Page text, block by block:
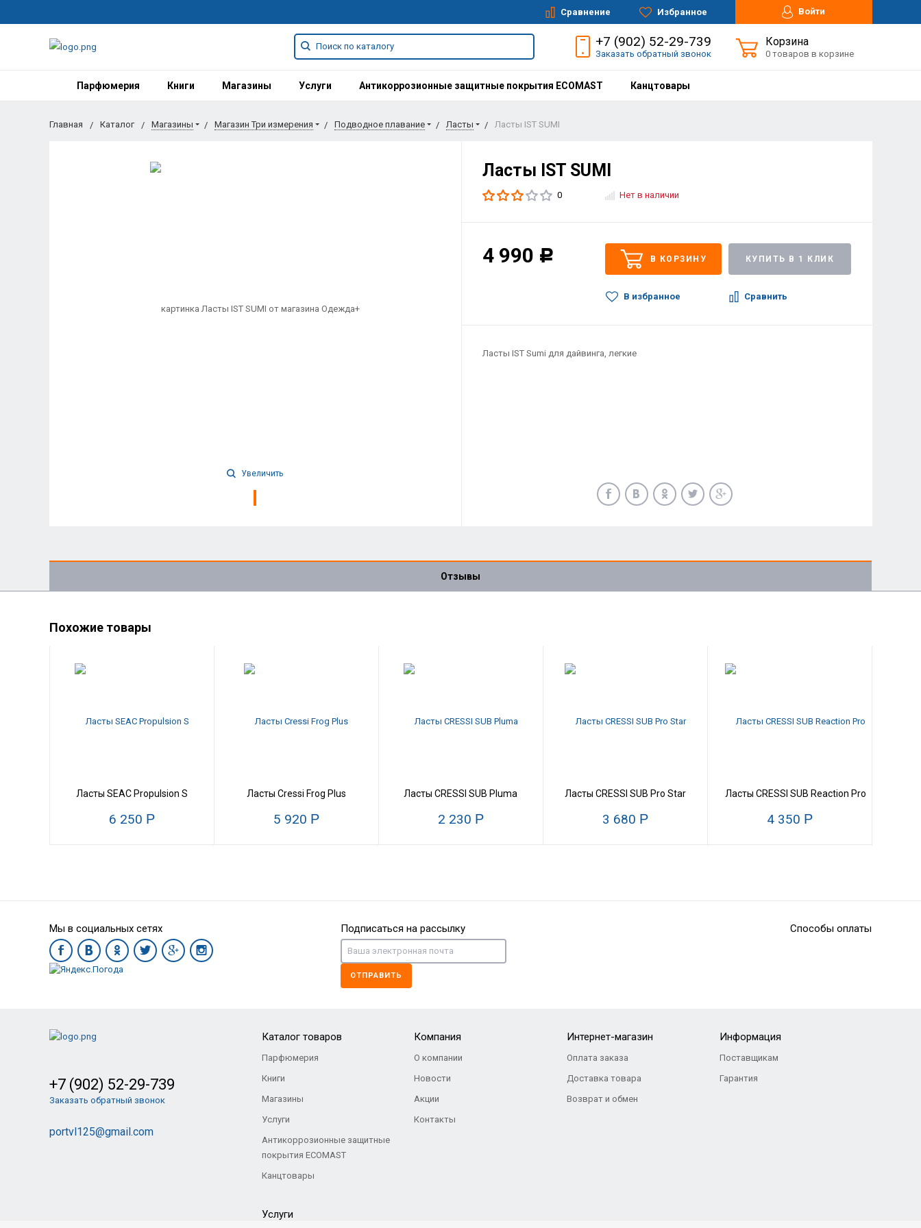
Сравнение Избранное Войти
+7 (902) 52-29-739
Заказать обратный звонок
Корзина
0 товаров в корзине
Парфюмерия Книги Магазины Услуги Антикоррозионные защитные покрытия ECOMAST Канцтовары
Главная Каталог Магазины Магазин Три измерения Подводное плавание Ласты Ласты IST SUMI
Увеличить
Ласты IST SUMI
0 Нет в наличии
4 990 Р В КОРЗИНУ КУПИТЬ В 1 КЛИК
В избранное Сравнить
Ласты IST Sumi для дайвинга, легкие
Отзывы
Похожие товары
Ласты SEAC Propulsion S
6 250 Р
Ласты Cressi Frog Plus
5 920 Р
Ласты CRESSI SUB Pluma
2 230 Р
Ласты CRESSI SUB Pro Star
3 680 Р
Ласты CRESSI SUB Reaction Pro
4 350 Р
Мы в социальных сетях Подписаться на рассылку
ОТПРАВИТЬ
Способы оплаты
+7 (902) 52-29-739
Заказать обратный звонок
portvl125@gmail.com
Каталог товаров
Парфюмерия
Книги
Магазины
Услуги
Антикоррозионные защитные
покрытия ECOMAST
Канцтовары
Компания
О компании
Новости
Акции
Контакты
Интернет-магазин
Оплата заказа
Доставка товара
Возврат и обмен
Информация
Поставщикам
Гарантия
Услуги